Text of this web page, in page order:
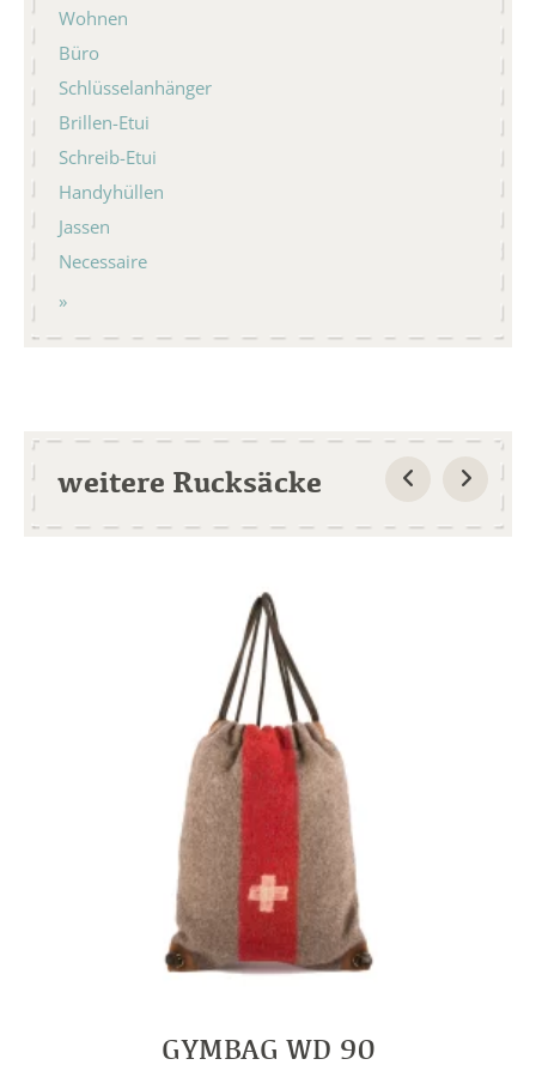
Wohnen
Büro
Schlüsselanhänger
Brillen-Etui
Schreib-Etui
Handyhüllen
Jassen
Necessaire
weitere Rucksäcke
GYMBAG WD 90